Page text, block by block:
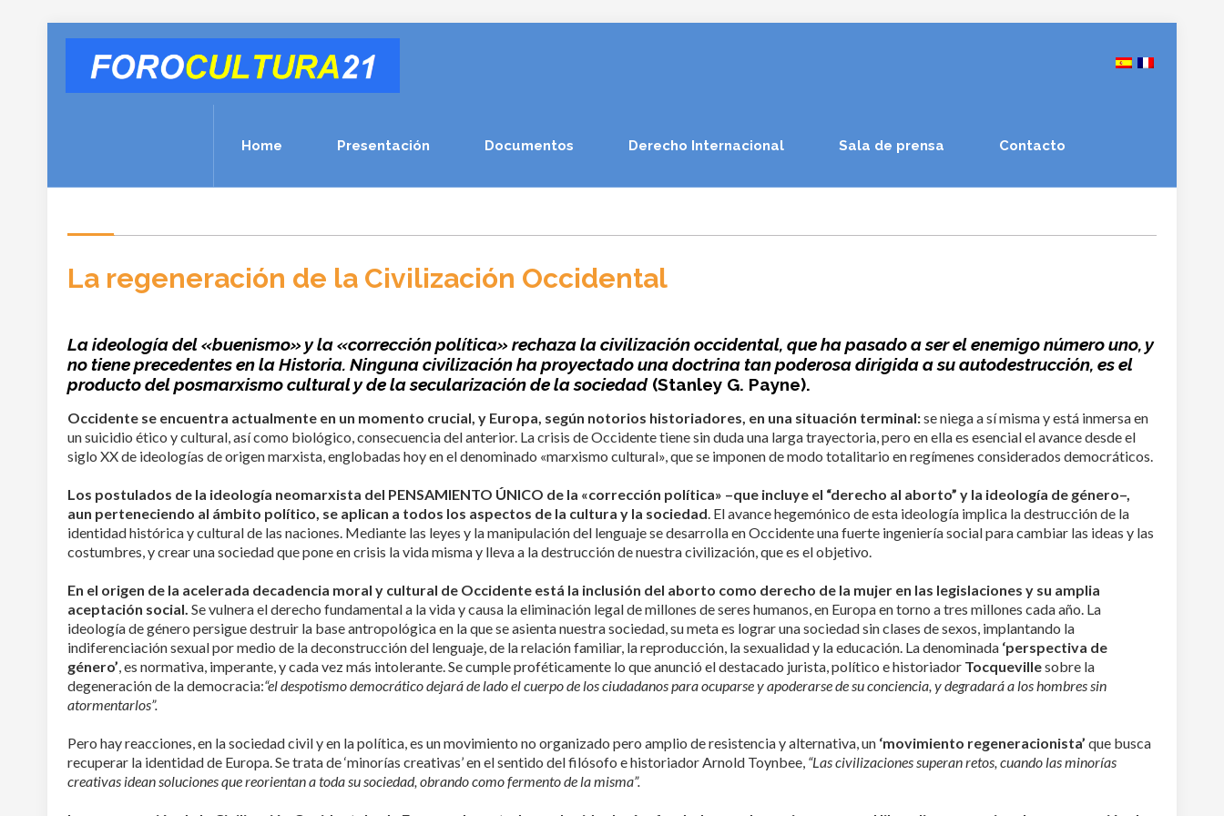
Home Presentación Documentos Derecho Internacional Sala de prensa Contacto
La regeneración de la Civilización Occidental
La ideología del «buenismo» y la «corrección política» rechaza la civilización occidental, que ha pasado a ser el enemigo número uno, y
no tiene precedentes en la Historia. Ninguna civilización ha proyectado una doctrina tan poderosa dirigida a su autodestrucción, es el
producto del posmarxismo cultural y de la secularización de la sociedad(Stanley G. Payne).
Occidente se encuentra actualmente en un momento crucial, y Europa, según notorios historiadores, en una situación terminal:se niega a sí misma y está inmersa en
un suicidio ético y cultural, así como biológico, consecuencia del anterior. La crisis de Occidente tiene sin duda una larga trayectoria, pero en ella es esencial el avance desde el
siglo XX de ideologías de origen marxista, englobadas hoy en el denominado «marxismo cultural», que se imponen de modo totalitario en regímenes considerados democráticos.
Los postulados de la ideología neomarxista del PENSAMIENTO ÚNICO de la «corrección política» –que incluye el “derecho al aborto” y la ideología de género–,
aun perteneciendo al ámbito político, se aplican a todos los aspectos de la cultura y la sociedad. El avance hegemónico de esta ideología implica la destrucción de la
identidad histórica y cultural de las naciones. Mediante las leyes y la manipulación del lenguaje se desarrolla en Occidente una fuerte ingeniería social para cambiar las ideas y las
costumbres, y crear una sociedad que pone en crisis la vida misma y lleva a la destrucción de nuestra civilización, que es el objetivo.
En el origen de la acelerada decadencia moral y cultural de Occidente está la inclusión del aborto como derecho de la mujer en las legislaciones y su amplia
aceptación social. Se vulnera el derecho fundamental a la vida y causa la eliminación legal de millones de seres humanos, en Europa en torno a tres millones cada año. La
ideología de género persigue destruir la base antropológica en la que se asienta nuestra sociedad, su meta es lograr una sociedad sin clases de sexos, implantando la
indiferenciación sexual por medio de la deconstrucción del lenguaje, de la relación familiar, la reproducción, la sexualidad y la educación. La denominada ‘perspectiva de
género’, es normativa, imperante, y cada vez más intolerante. Se cumple proféticamente lo que anunció el destacado jurista, político e historiador Tocquevillesobre la
degeneración de la democracia:“el despotismo democrático dejará de lado el cuerpo de los ciudadanos para ocuparse y apoderarse de su conciencia, y degradará a los hombres sin
atormentarlos”.
Pero hay reacciones, en la sociedad civil y en la política, es un movimiento no organizado pero amplio de resistencia y alternativa, un ‘movimiento regeneracionista’ que busca
recuperar la identidad de Europa. Se trata de ‘minorías creativas’ en el sentido del filósofo e historiador Arnold Toynbee, “Las civilizaciones superan retos, cuando las minorías
creativas idean soluciones que reorientan a toda su sociedad, obrando como fermento de la misma”.